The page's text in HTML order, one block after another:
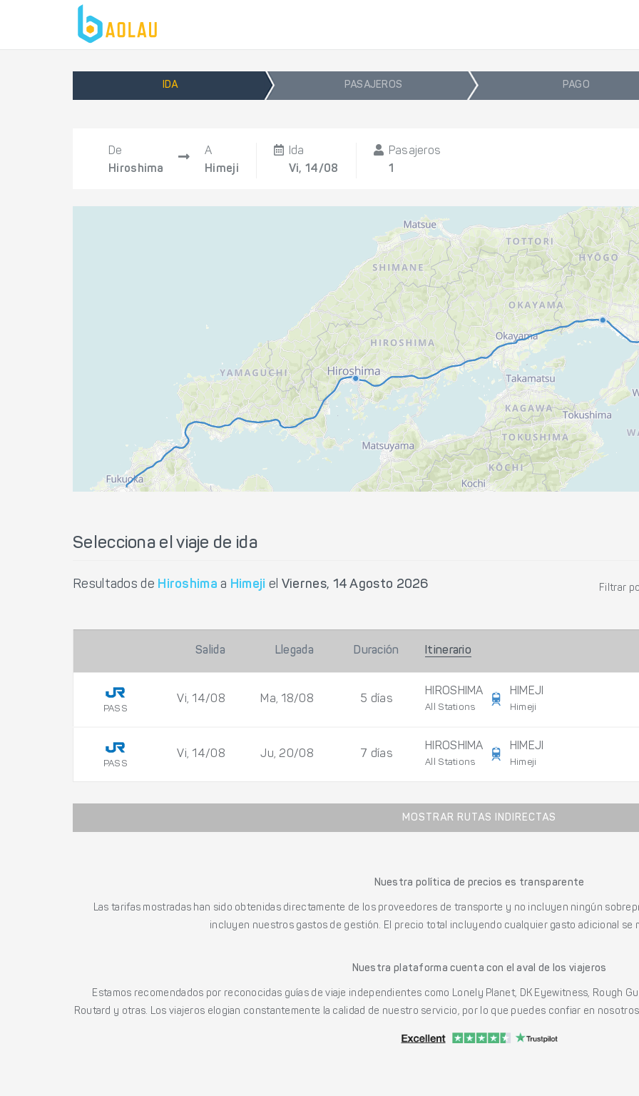
IDA PASAJEROS PAGO
De
Hiroshima
A
Himeji
Ida
Vi, 14/08
Pasajeros
1
Selecciona el viaje de ida
Resultados de Hiroshima a Himeji el Viernes, 14 Agosto 2026 Filtrar
Salida Llegada Duración Itinerario
PASS
Vi, 14/08 Ma, 18/08 5 días
HIROSHIMA
All Stations
HIMEJI
Himeji
PASS
Vi, 14/08 Ju, 20/08 7 días
HIROSHIMA
All Stations
HIMEJI
Himeji
MOSTRAR RUTAS INDIRECTAS
Nuestra política de precios es transparente
Las tarifas mostradas han sido obtenidas directamente de los proveedores de transporte y no incluyen ningún
incluyen nuestros gastos de gestión. El precio total incluyendo cualquier gasto adicional se
Nuestra plataforma cuenta con el aval de los viajeros
Estamos recomendados por reconocidas guías de viaje independientes como Lonely Planet, DK Eyewitness, Rough
Routard y otras. Los viajeros elogian constantemente la calidad de nuestro servicio, por lo que puedes confiar en